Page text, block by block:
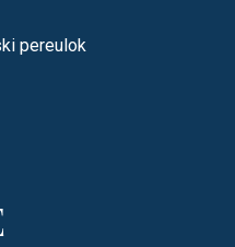
pereulok